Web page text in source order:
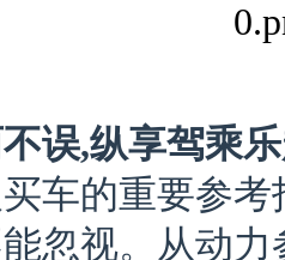
误,纵享驾乘
车的重要参考
忽视。从动力